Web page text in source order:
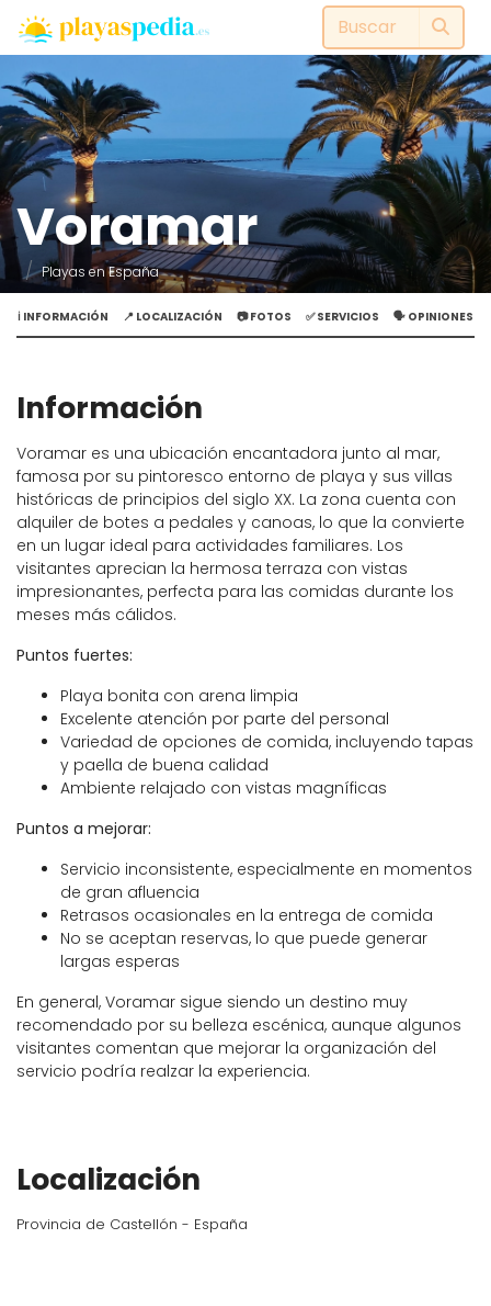
Voramar
Playas en España
ℹ️ INFORMACIÓN 📍 LOCALIZACIÓN 📷 FOTOS ✅ SERVICIOS 🗣️ OPINIONES
Información
Voramar es una ubicación encantadora junto al mar,
famosa por su pintoresco entorno de playa y sus villas
históricas de principios del siglo XX. La zona cuenta con
alquiler de botes a pedales y canoas, lo que la convierte
en un lugar ideal para actividades familiares. Los
visitantes aprecian la hermosa terraza con vistas
impresionantes, perfecta para las comidas durante los
meses más cálidos.
Puntos fuertes:
Playa bonita con arena limpia
Excelente atención por parte del personal
Variedad de opciones de comida, incluyendo tapas
y paella de buena calidad
Ambiente relajado con vistas magníficas
Puntos a mejorar:
Servicio inconsistente, especialmente en momentos
de gran afluencia
Retrasos ocasionales en la entrega de comida
No se aceptan reservas, lo que puede generar
largas esperas
En general, Voramar sigue siendo un destino muy
recomendado por su belleza escénica, aunque algunos
visitantes comentan que mejorar la organización del
servicio podría realzar la experiencia.
Localización
Provincia de Castellón - España